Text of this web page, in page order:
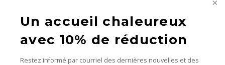
Un accueil chaleureux
avec 10% de réduction
Restez informé par courriel des dernières nouvelles et des